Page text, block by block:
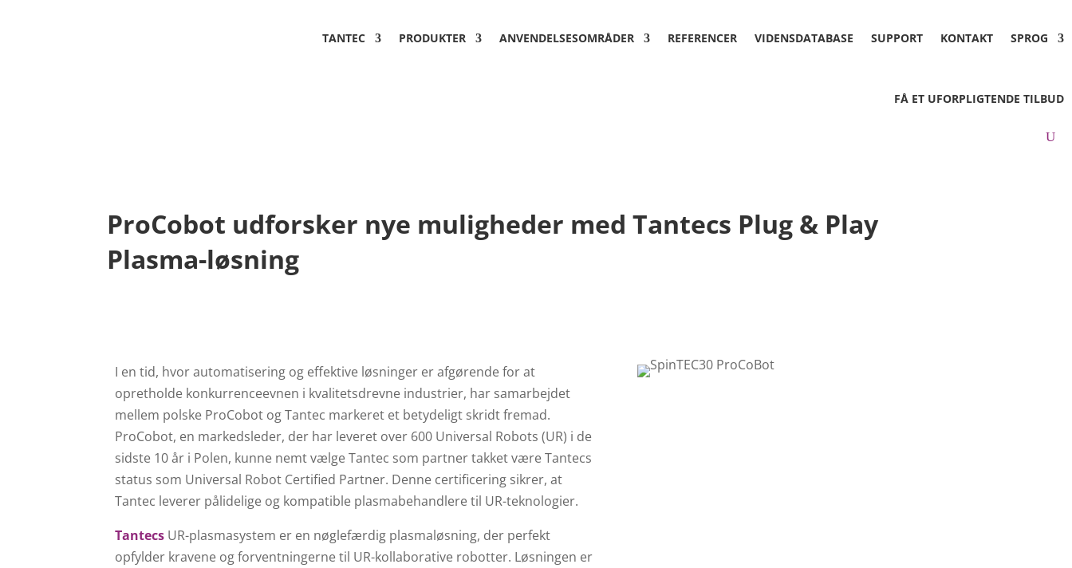
TANTEC PRODUKTER ANVENDELSESOMRÅDER REFERENCER VIDENSDATABASE SUPPORT KONTAKT SPROG
FÅ ET UFORPLIGTENDE TILBUD
ProCobot udforsker nye muligheder med Tantecs Plug & Play
Plasma-løsning
I en tid, hvor automatisering og effektive løsninger er afgørende for at
opretholde konkurrenceevnen i kvalitetsdrevne industrier, har samarbejdet
mellem polske ProCobot og Tantec markeret et betydeligt skridt fremad.
ProCobot, en markedsleder, der har leveret over 600 Universal Robots (UR) i de
sidste 10 år i Polen, kunne nemt vælge Tantec som partner takket være Tantecs
status som Universal Robot Certified Partner. Denne certificering sikrer, at
Tantec leverer pålidelige og kompatible plasmabehandlere til UR-teknologier.
Tantecs UR-plasmasystem er en nøglefærdig plasmaløsning, der perfekt
opfylder kravene og forventningerne til UR-kollaborative robotter. Løsningen er